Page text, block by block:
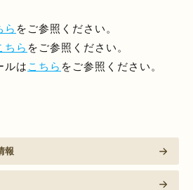
ら をご参照ください。
ちら をご参照ください。
ルは こちら をご参照ください。
報